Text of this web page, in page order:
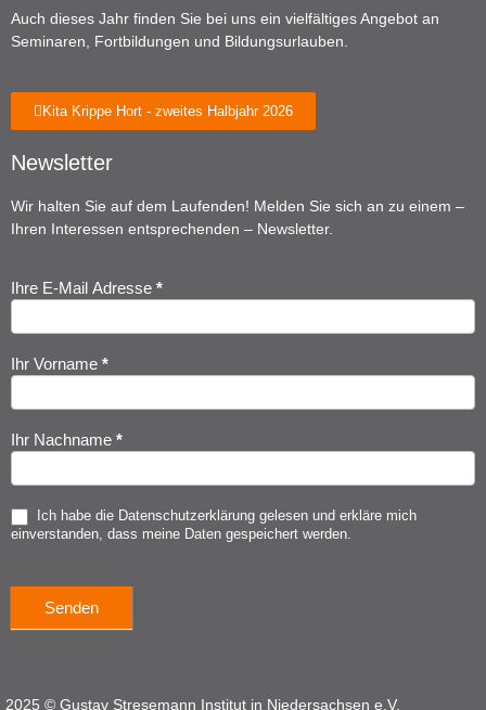
Auch dieses Jahr finden Sie bei uns ein vielfältiges Angebot an
Seminaren, Fortbildungen und Bildungsurlauben.
Kita Krippe Hort - zweites Halbjahr 2026
Newsletter
Wir halten Sie auf dem Laufenden! Melden Sie sich an zu einem –
Ihren Interessen entsprechenden – Newsletter.
Newsletter
Anmeldung
Ihre E-Mail Adresse *
Ihr Vorname *
Ihr Nachname *
Ich habe die Datenschutzerklärung gelesen und erkläre mich
einverstanden, dass meine Daten gespeichert werden.
Senden
2025 © Gustav Stresemann Institut in Niedersachsen e.V.